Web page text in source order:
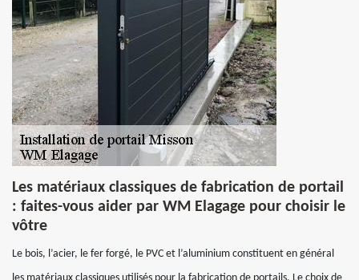
Les matériaux classiques de fabrication de portail
: faites-vous aider par WM Elagage pour choisir le
vôtre
Le bois, l’acier, le fer forgé, le PVC et l’aluminium constituent en général